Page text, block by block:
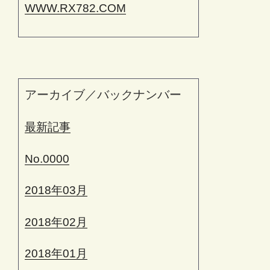
WWW.RX782.COM
アーカイブ／バックナンバー
最新記事
No.0000
2018年03月
2018年02月
2018年01月